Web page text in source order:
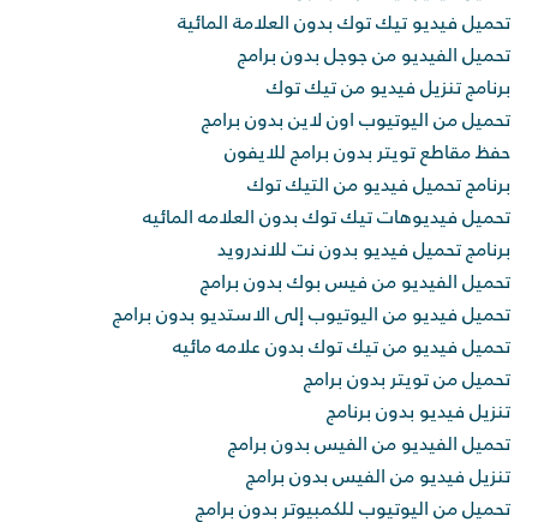
تحميل فيديو تيك توك بدون العلامة المائية
تحميل الفيديو من جوجل بدون برامج
برنامج تنزيل فيديو من تيك توك
تحميل من اليوتيوب اون لاين بدون برامج
حفظ مقاطع تويتر بدون برامج للايفون
برنامج تحميل فيديو من التيك توك
تحميل فيديوهات تيك توك بدون العلامه المائيه
برنامج تحميل فيديو بدون نت للاندرويد
تحميل الفيديو من فيس بوك بدون برامج
تحميل فيديو من اليوتيوب إلى الاستديو بدون برامج
تحميل فيديو من تيك توك بدون علامه مائيه
تحميل من تويتر بدون برامج
تنزيل فيديو بدون برنامج
تحميل الفيديو من الفيس بدون برامج
تنزيل فيديو من الفيس بدون برامج
تحميل من اليوتيوب للكمبيوتر بدون برامج